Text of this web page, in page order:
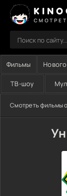
Фильмы
ТВ-шоу
Смотреть фильмы